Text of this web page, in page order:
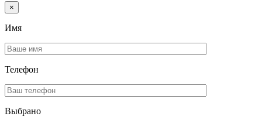
×
Имя
Телефон
Выбрано